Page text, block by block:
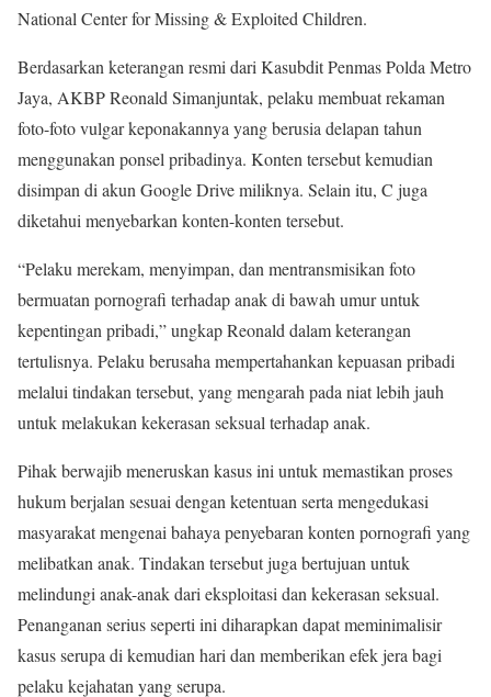
National Center for Missing & Exploited Children.
Berdasarkan keterangan resmi dari Kasubdit Penmas Polda Metro
Jaya, AKBP Reonald Simanjuntak, pelaku membuat rekaman
foto-foto vulgar keponakannya yang berusia delapan tahun
menggunakan ponsel pribadinya. Konten tersebut kemudian
disimpan di akun Google Drive miliknya. Selain itu, C juga
diketahui menyebarkan konten-konten tersebut.
“Pelaku merekam, menyimpan, dan mentransmisikan foto
bermuatan pornografi terhadap anak di bawah umur untuk
kepentingan pribadi,” ungkap Reonald dalam keterangan
tertulisnya. Pelaku berusaha mempertahankan kepuasan pribadi
melalui tindakan tersebut, yang mengarah pada niat lebih jauh
untuk melakukan kekerasan seksual terhadap anak.
Pihak berwajib meneruskan kasus ini untuk memastikan proses
hukum berjalan sesuai dengan ketentuan serta mengedukasi
masyarakat mengenai bahaya penyebaran konten pornografi yang
melibatkan anak. Tindakan tersebut juga bertujuan untuk
melindungi anak-anak dari eksploitasi dan kekerasan seksual.
Penanganan serius seperti ini diharapkan dapat meminimalisir
kasus serupa di kemudian hari dan memberikan efek jera bagi
pelaku kejahatan yang serupa.